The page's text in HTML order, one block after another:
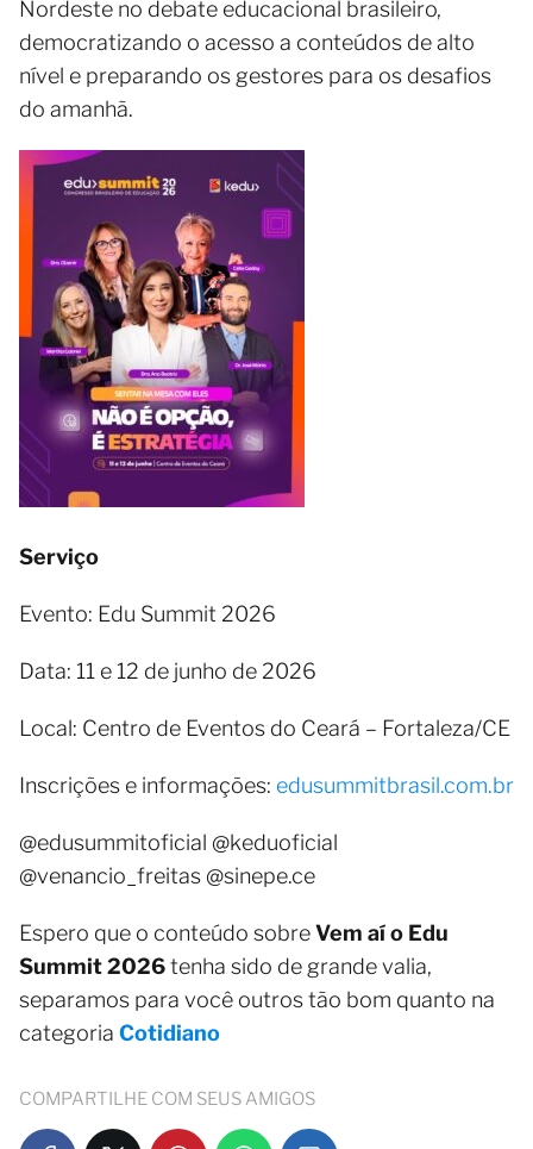
Nordeste no debate educacional brasileiro,
democratizando o acesso a conteúdos de alto
nível e preparando os gestores para os desafios
do amanhã.
Serviço
Evento: Edu Summit 2026
Data: 11 e 12 de junho de 2026
Local: Centro de Eventos do Ceará – Fortaleza/CE
Inscrições e informações: edusummitbrasil.com.br
@edusummitoficial @keduoficial
@venancio_freitas @sinepe.ce
Espero que o conteúdo sobreVem aí o Edu
Summit 2026tenha sido de grande valia,
separamos para você outros tão bom quanto na
categoria Cotidiano
COMPARTILHE COM SEUS AMIGOS